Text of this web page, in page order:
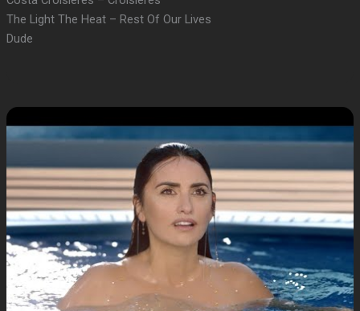
The Light The Heat – Rest Of Our Lives
Dude